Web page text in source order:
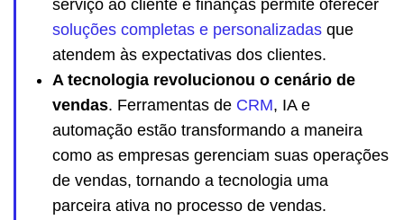
serviço ao cliente e finanças permite oferecer
soluções completas e personalizadas que
atendem às expectativas dos clientes.
A tecnologia revolucionou o cenário de
vendas. Ferramentas de CRM, IA e
automação estão transformando a maneira
como as empresas gerenciam suas operações
de vendas, tornando a tecnologia uma
parceira ativa no processo de vendas.